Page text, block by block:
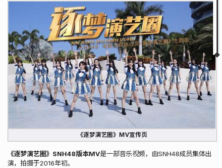
相关链接
相关视频
▲ ▼
《逐梦演艺圈》MV宣传页
《逐梦演艺圈》SNH48版本MV是一部音乐视频，由SNH48成员集体出
演，拍摄于2016年初。